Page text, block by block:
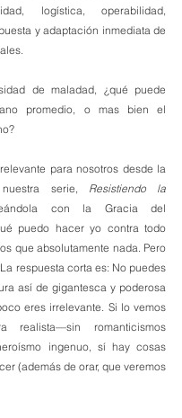
logística, operabilidad,
y adaptación inmediata de
de maladad, ¿qué puede
promedio, o mas bien el
para nosotros desde la
serie, Resistiendo la
con la Gracia del
puedo hacer yo contra todo
que absolutamente nada. Pero
respuesta corta es: No puedes
así de gigantesca y poderosa
eres irrelevante. Si lo vemos
realista—sin romanticismos
ingenuo, sí hay cosas
(además de orar, que veremos